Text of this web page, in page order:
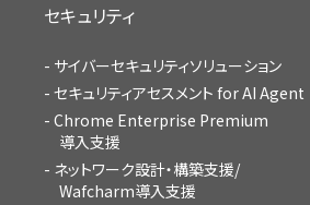
セキュリティ
サイバーセキュリティソリューション
セキュリティアセスメント for AI Agent
Chrome Enterprise Premium
導入支援
ネットワーク設計・構築支援/
Wafcharm導入支援